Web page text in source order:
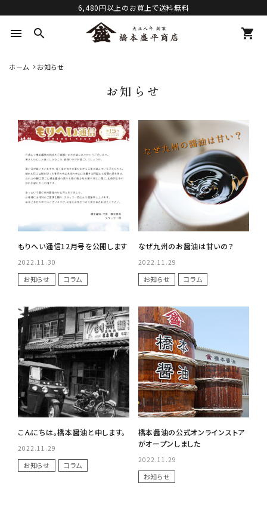
6,480円以上のお買上で送料無料
menu search shopping_cart
ホーム お知らせ
お知らせ
もりへい通信12月号を公開します
2022.11.30
お知らせ コラム
なぜ九州のお醤油は甘いの？
2022.11.29
お知らせ コラム
こんにちは。橋本醤油と申します。
2022.11.29
お知らせ コラム
橋本醤油の公式オンラインストア
がオープンしました
2022.11.29
お知らせ